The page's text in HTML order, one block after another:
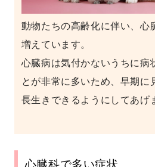
動物たちの高齢化に伴い、心
増えています。
心臓病は気付かないうちに病
とが非常に多いため、早期に
長生きできるようにしてあげ
心臓科で多い症状